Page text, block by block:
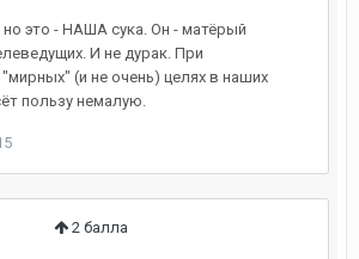
но это - НАША сука. Он - матёрый
И не дурак. При
(и не очень) целях в наших
пользу немалую.
2 балла